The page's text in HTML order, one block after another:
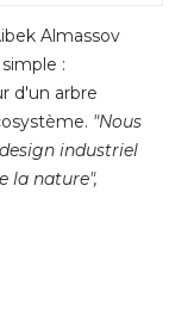
Almassov
:
d'un arbre
"Nous
industriel
la nature",